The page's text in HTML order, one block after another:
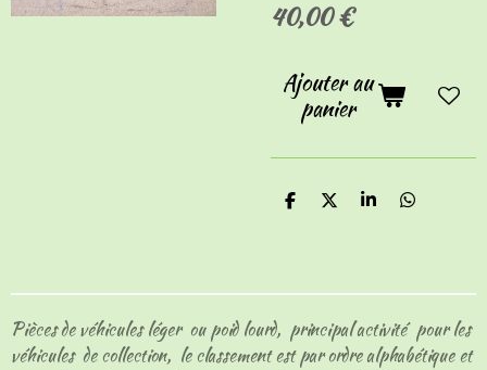
40,00 €
Ajouter au
panier
P
g
r
P
g
r
P
g
r
P
g
r
Pièces de véhicules léger ou poid lourd, principal activité pour les
véhicules de collection, le classement est par ordre alphabétique et